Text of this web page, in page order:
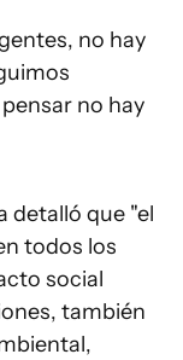
no hay
no hay
detalló que "el
todos los
social
también